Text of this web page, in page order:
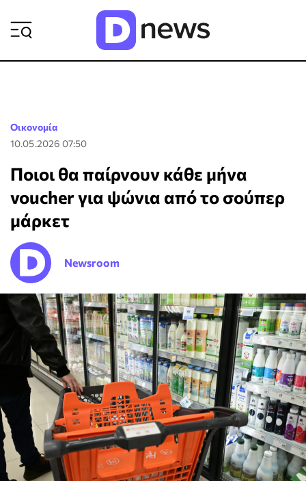
Οικονομία
10.05.2026 07:50
Ποιοι θα παίρνουν κάθε μήνα
voucher για ψώνια από το σούπερ
μάρκετ
Newsroom